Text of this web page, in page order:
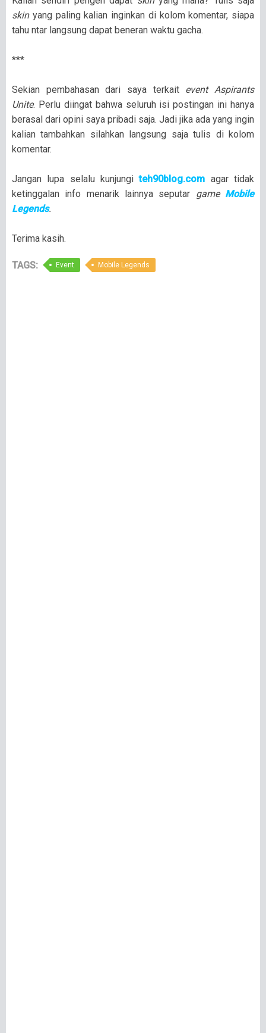
skin yang paling kalian inginkan di kolom komentar, siapa
tahu ntar langsung dapat beneran waktu gacha.
***
Sekian pembahasan dari saya terkait event Aspirants
Unite. Perlu diingat bahwa seluruh isi postingan ini hanya
berasal dari opini saya pribadi saja. Jadi jika ada yang ingin
kalian tambahkan silahkan langsung saja tulis di kolom
komentar.
Jangan lupa selalu kunjungiteh90blog.com agar tidak
ketinggalan info menarik lainnya seputar game Mobile
Legends.
Terima kasih.
TAGS: Event Mobile Legends